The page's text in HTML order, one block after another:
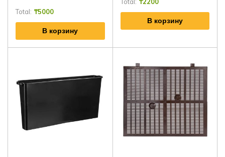
Total: ₸5000
В корзину
В корзину